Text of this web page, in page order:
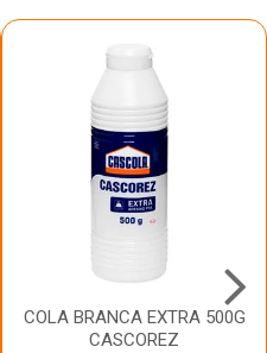
COLA BRANCA EXTRA 500G
CASCOREZ